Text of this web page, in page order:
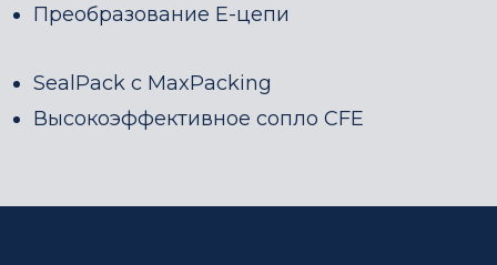
Преобразование Е-цепи
SealPack с MaxPacking
Высокоэффективное сопло CFE